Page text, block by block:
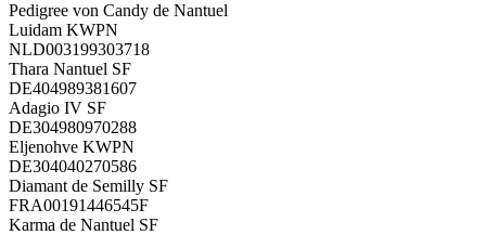
Pedigree von Candy de Nantuel
Luidam KWPN
NLD003199303718
Thara Nantuel SF
DE404989381607
Adagio IV SF
DE304980970288
Eljenohve KWPN
DE304040270586
Diamant de Semilly SF
FRA00191446545F
Karma de Nantuel SF